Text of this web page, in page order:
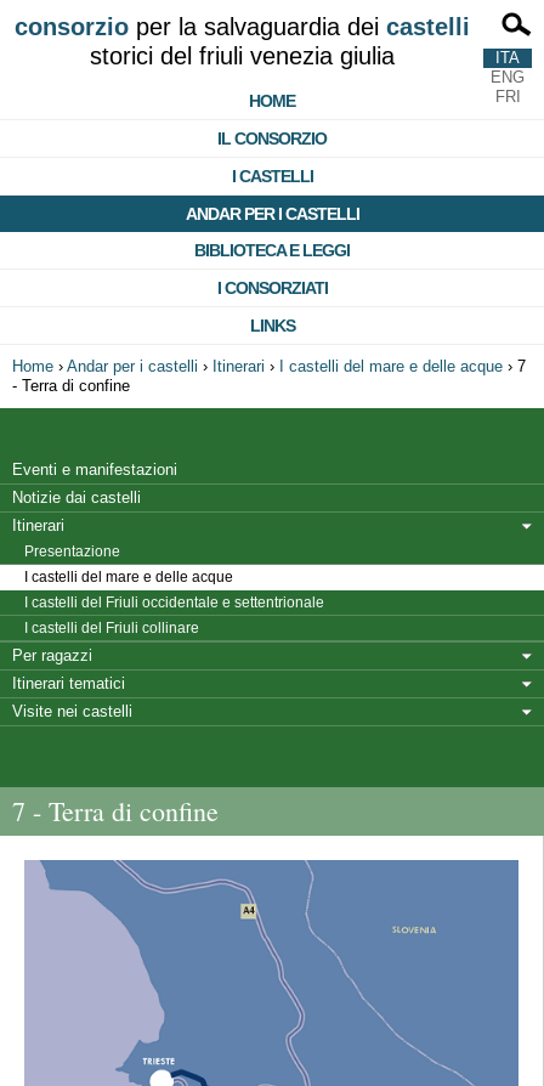
consorzioper la salvaguardia dei castelli
storici del friuli venezia giulia
HOME
IL CONSORZIO
I CASTELLI
ANDAR PER I CASTELLI
BIBLIOTECA E LEGGI
I CONSORZIATI
LINKS
ITA
ENG
FRI
Home › Andar per i castelli › Itinerari › I castelli del mare e delle acque › 7
- Terra di confine
Eventi e manifestazioni
Notizie dai castelli
Itinerari
Presentazione
I castelli del mare e delle acque
I castelli del Friuli occidentale e settentrionale
I castelli del Friuli collinare
Per ragazzi
Itinerari tematici
Visite nei castelli
7 - Terra di confine